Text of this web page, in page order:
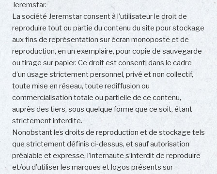
Jeremstar.
La société Jeremstar consent à l’utilisateur le droit de
reproduire tout ou partie du contenu du site pour stockage
aux fins de représentation sur écran monoposte et de
reproduction, en un exemplaire, pour copie de sauvegarde
ou tirage sur papier. Ce droit est consenti dans le cadre
d’un usage strictement personnel, privé et non collectif,
toute mise en réseau, toute rediffusion ou
commercialisation totale ou partielle de ce contenu,
auprès des tiers, sous quelque forme que ce soit, étant
strictement interdite.
Nonobstant les droits de reproduction et de stockage tels
que strictement définis ci-dessus, et sauf autorisation
préalable et expresse, l’internaute s’interdit de reproduire
et/ou d’utiliser les marques et logos présents sur